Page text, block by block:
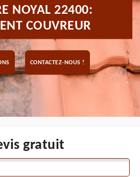
NOYAL 22400:
COUVREUR
CONTACTEZ-NOUS !
gratuit